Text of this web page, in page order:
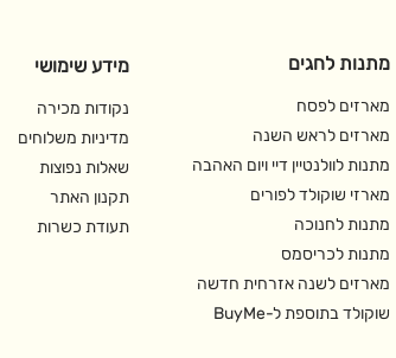
מידע שימושי
נקודות מכירה
מדיניות משלוחים
שאלות נפוצות
תקנון האתר
תעודת כשרות
מתנות לחגים
מארזים לפסח
מארזים לראש השנה
מתנות לוולנטיין דיי ויום האהבה
מארזי שוקולד לפורים
מתנות לחנוכה
מתנות לכריסמס
מארזים לשנה אזרחית חדשה
שוקולד בתוספת ל-BuyMe